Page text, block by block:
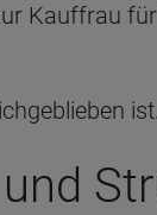
Kauffrau
ist.